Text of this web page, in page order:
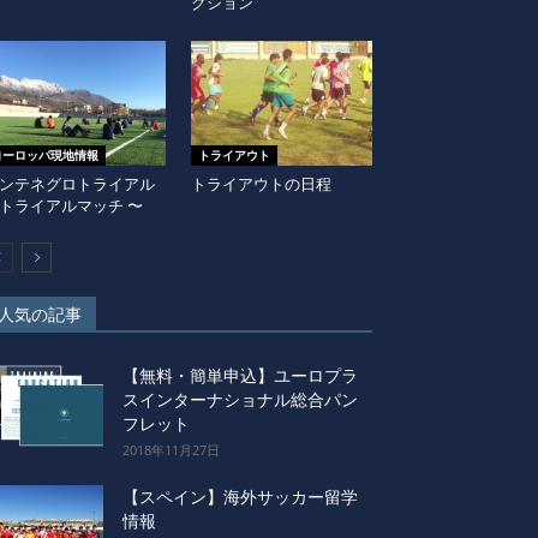
ロッパ現地情報
テネグロトライアル
ライアルマッチ 〜
トライアウト
トライアウトの日程
気の記事
【無料・簡単申込】ユーロプラ
スインターナショナル総合パン
フレット
2018年11月27日
【スペイン】海外サッカー留学
情報